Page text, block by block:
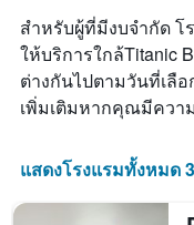
สำหรับผู้ที่มีงบจำกัด โ
ให้บริการใกล้Titanic
ต่างกันไปตามวันที่เลื
เพิ่มเติมหากคุณมีควา
แสดงโรงแรมทั้งหมด